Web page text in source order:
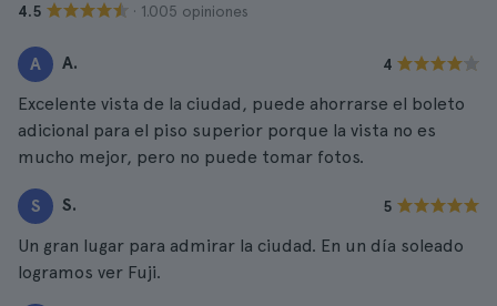
4.5 · 1.005 opiniones
A A. 4
Excelente vista de la ciudad, puede ahorrarse el boleto
adicional para el piso superior porque la vista no es
mucho mejor, pero no puede tomar fotos.
S S. 5
Un gran lugar para admirar la ciudad. En un día soleado
logramos ver Fuji.